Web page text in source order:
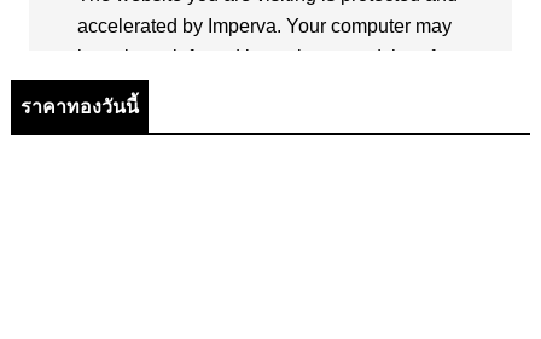
ราคาทองวันนี้